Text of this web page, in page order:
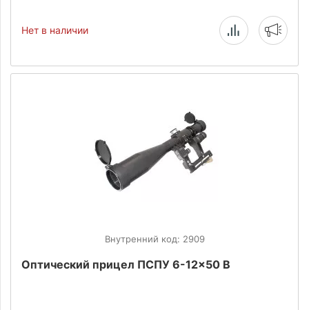
Нет в наличии
Внутренний код: 2909
Оптический прицел ПСПУ 6-12x50 В